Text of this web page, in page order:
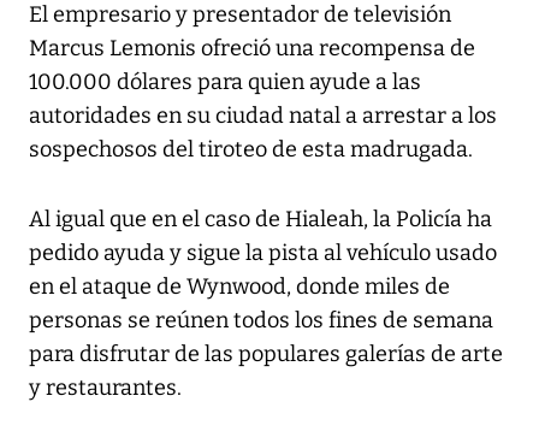
El empresario y presentador de televisión
Marcus Lemonis ofreció una recompensa de
100.000 dólares para quien ayude a las
autoridades en su ciudad natal a arrestar a los
sospechosos del tiroteo de esta madrugada.
Al igual que en el caso de Hialeah, la Policía ha
pedido ayuda y sigue la pista al vehículo usado
en el ataque de Wynwood, donde miles de
personas se reúnen todos los fines de semana
para disfrutar de las populares galerías de arte
y restaurantes.